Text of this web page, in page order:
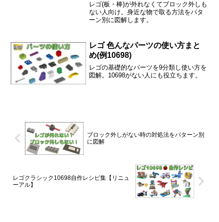
レゴ(板・棒)が外れなくてブロック外しも
ない人向け。身近な物で取る方法をパタ
ーン別に図解します。
レゴ 色んなパーツの使い方まと
め(例10698)
レゴの基礎的なパーツを9分類し使い方を
図解。10698がない人にも役立ちます。
ブロック外しがない時の対処法をパターン別
に図解
レゴクラシック10698自作レシピ集【リニュ
ーアル】